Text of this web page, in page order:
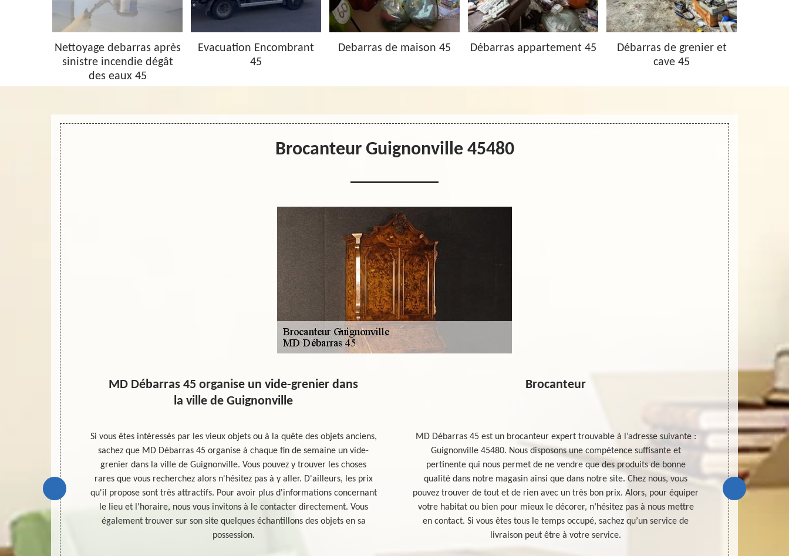
Nettoyage debarras après
sinistre incendie dégât
des eaux 45
Evacuation Encombrant
45
Debarras de maison 45 Débarras appartement 45
Débarras de grenier et
cave 45
Brocanteur Guignonville 45480
pour trouver
MD Débarras 45 organise un vide-grenier dans
la ville de Guignonville
Si vous êtes intéressés par les vieux objets ou à la quête des objets anciens,
sachez que MD Débarras 45 organise à chaque fin de semaine un vide-
grenier dans la ville de Guignonville. Vous pouvez y trouver les choses
rares que vous recherchez alors n'hésitez pas à y aller. D'ailleurs, les prix
qu'il propose sont très attractifs. Pour avoir plus d'informations concernant
le lieu et l'horaire, nous vous invitons à le contacter directement. Vous
également trouver sur son site quelques échantillons des objets en sa
possession.
Brocanteur
MD Débarras 45 est un brocanteur expert trouvable à l’adresse suivante :
Guignonville 45480. Nous disposons une compétence suffisante et
pertinente qui nous permet de ne vendre que des produits de bonne
qualité dans notre magasin ainsi que dans notre site. Chez nous, vous
pouvez trouver de tout et de rien avec un très bon prix. Alors, pour équiper
votre habitat ou bien pour mieux le décorer, n’hésitez pas à nous mettre
en contact. Si vous êtes tous le temps occupé, sachez qu’un service de
livraison peut être à votre service.
Une
boucler la
qui vous
objet et
vos